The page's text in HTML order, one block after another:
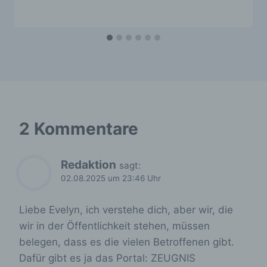
2 Kommentare
Redaktion sagt:
02.08.2025 um 23:46 Uhr
Liebe Evelyn, ich verstehe dich, aber wir, die
wir in der Öffentlichkeit stehen, müssen
belegen, dass es die vielen Betroffenen gibt.
Dafür gibt es ja das Portal: ZEUGNIS
Verein: Aufarbeitung und Erforschung von Kinder-
Anja Röhl (Vorsitzende)
12059 Berlin
Deutschland
0176-24324947